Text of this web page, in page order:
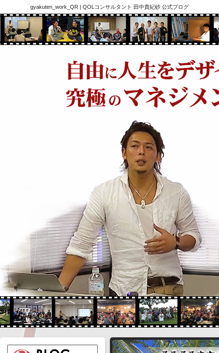
gyakuten_work_QR | QOLコンサルタント 田中貴紀砂 公式ブログ